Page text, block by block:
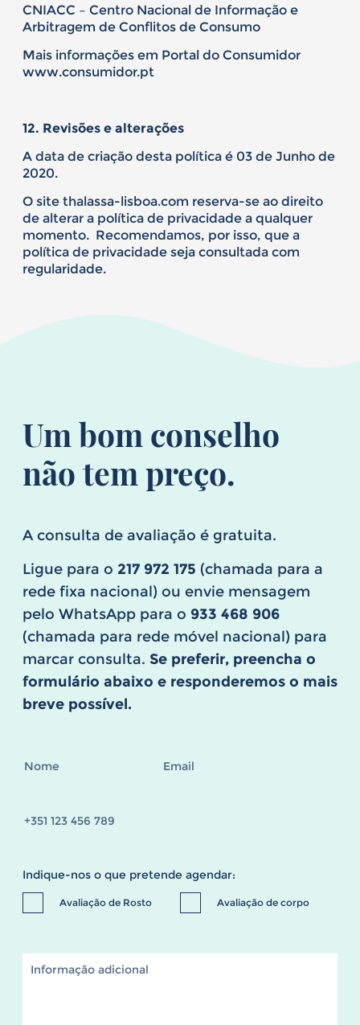
CNIACC – Centro Nacional de Informação e
Arbitragem de Conflitos de Consumo
Mais informações em Portal do Consumidor
www.consumidor.pt
12. Revisões e alterações
A data de criação desta política é 03 de Junho de
2020.
O site thalassa-lisboa.com reserva-se ao direito
de alterar a política de privacidade a qualquer
momento. Recomendamos, por isso, que a
política de privacidade seja consultada com
regularidade.
Um bom conselho
não tem preço.
A consulta de avaliação é gratuita.
Ligue para o 217 972 175 (chamada para a
rede fixa nacional) ou envie mensagem
pelo WhatsApp para o 933 468 906
(chamada para rede móvel nacional) para
marcar consulta. Se preferir, preencha o
formulário abaixo e responderemos o mais
breve possível.
Indique-nos o que pretende agendar:
Avaliação de Rosto Avaliação de corpo